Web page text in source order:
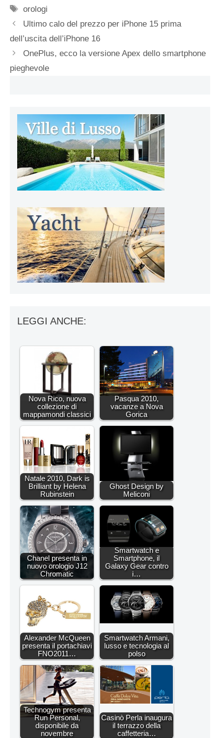
Tag
orologi
Ultimo calo del prezzo per iPhone 15 prima
dell’uscita dell’iPhone 16
OnePlus, ecco la versione Apex dello smartphone
pieghevole
LEGGI ANCHE:
Nova Rico, nuova
collezione di
mappamondi classici
Pasqua 2010,
vacanze a Nova
Gorica
Natale 2010, Dark is
Brilliant by Helena
Rubinstein
Ghost Design by
Meliconi
Chanel presenta in
nuovo orologio J12
Chromatic
Smartwatch e
Smartphone, il
Galaxy Gear contro
i…
Alexander McQueen
presenta il portachiavi
FNO2011…
Smartwatch Armani,
lusso e tecnologia al
polso
Technogym presenta
Run Personal,
disponibile da
novembre
Casinò Perla inaugura
il terrazzo della
caffetteria…